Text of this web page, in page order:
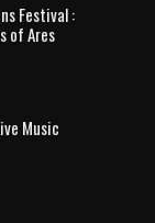
Festival :
of Ares
Music